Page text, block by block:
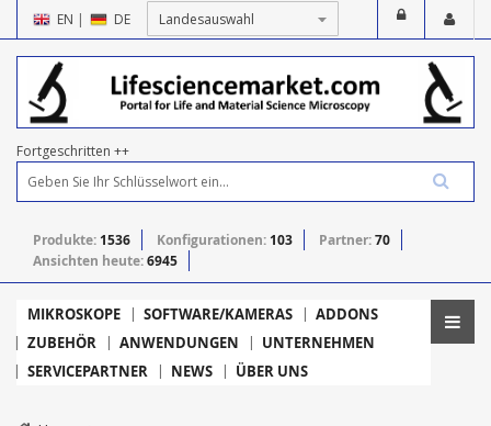
EN | DE
Fortgeschritten ++
Produkte: 1536 Konfigurationen: 103 Partner:70
Ansichten heute:6945
MIKROSKOPE SOFTWARE/KAMERAS
ADDONS
ZUBEHÖR
ANWENDUNGEN
UNTERNEHMEN
SERVICEPARTNER
NEWS ÜBER UNS